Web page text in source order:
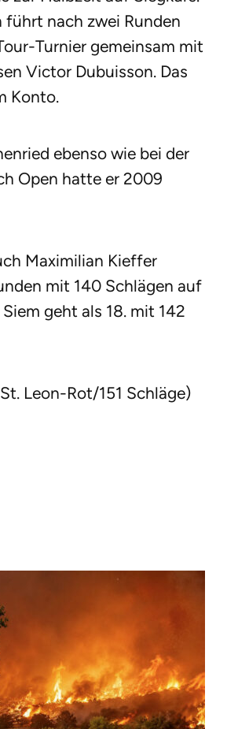
nach zwei Runden
Turnier gemeinsam mit
Victor Dubuisson. Das
Konto.
ebenso wie bei der
Open hatte er 2009
Maximilian Kieffer
mit 140 Schlägen auf
geht als 18. mit 142
Leon-Rot/151 Schläge)